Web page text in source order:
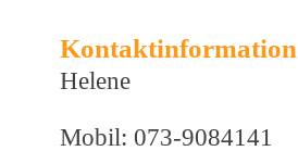
Kontaktinformation
Helene
Mobil: 073-9084141